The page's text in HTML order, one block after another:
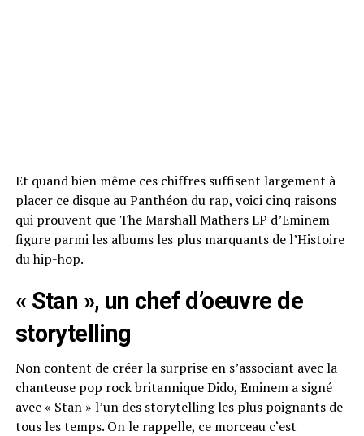
Et quand bien même ces chiffres suffisent largement à
placer ce disque au Panthéon du rap, voici cinq raisons
qui prouvent que The Marshall Mathers LP d’Eminem
figure parmi les albums les plus marquants de l’Histoire
du hip-hop.
« Stan », un chef d’oeuvre de
storytelling
Non content de créer la surprise en s’associant avec la
chanteuse pop rock britanniqueDido, Eminem a signé
avec « Stan » l’un des storytelling les plus poignants de
tous les temps.On le rappelle, ce morceau c‘est